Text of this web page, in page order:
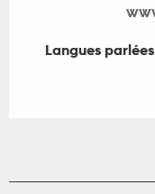
Langues parlées
Langues parlées